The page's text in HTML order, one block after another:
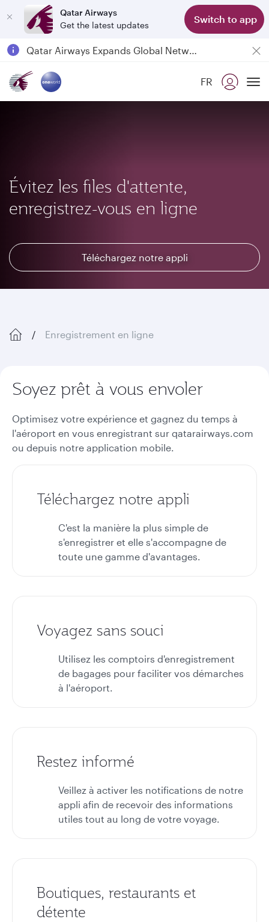
Qatar Airways
Get the latest updates
Switch to app
Passengers flying between Doha and Auckland on QR914 and QR915
18 June 2026: Updates on Travelling with Power Banks
FR
Évitez les files d'attente,
enregistrez-vous en ligne
Téléchargez notre appli
Enregistrement en ligne
Soyez prêt à vous envoler
Optimisez votre expérience et gagnez du temps à
l'aéroport en vous enregistrant sur qatarairways.com
ou depuis notre application mobile.
Téléchargez notre appli
C'est la manière la plus simple de
s'enregistrer et elle s'accompagne de
toute une gamme d'avantages.
Voyagez sans souci
Utilisez les comptoirs d'enregistrement
de bagages pour faciliter vos démarches
à l'aéroport.
Restez informé
Veillez à activer les notifications de notre
appli afin de recevoir des informations
utiles tout au long de votre voyage.
Boutiques, restaurants et
détente